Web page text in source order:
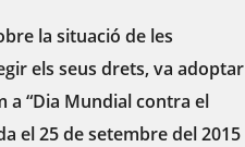
la situació de les
els seus drets, va adoptar
a “Dia Mundial contra el
el 25 de setembre del 2015